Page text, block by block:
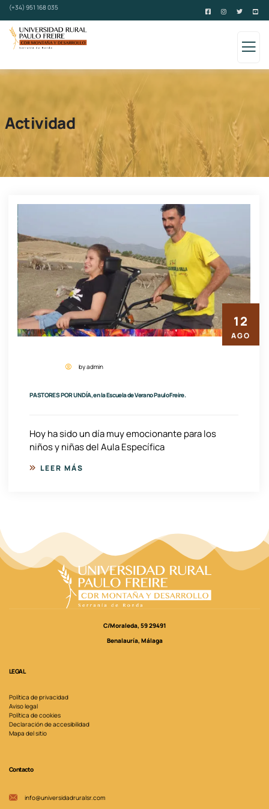
(+34) 951 168 035
Actividad
by admin
PASTORES POR UN DÍA, en la Escuela de Verano Paulo Freire.
Hoy ha sido un día muy emocionante para los
niños y niñas del Aula Específica
LEER MÁS
12
AGO
C/Moraleda, 59 29491
Benalauría, Málaga
LEGAL
Política de privacidad
Aviso legal
Política de cookies
Declaración de accesibilidad
Mapa del sitio
Contacto
info@universidadruralsr.com